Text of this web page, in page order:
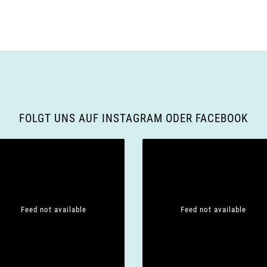
FOLGT UNS AUF INSTAGRAM ODER FACEBOOK
Feed not available Feed not available